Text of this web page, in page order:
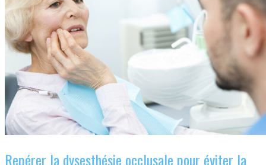
Repérer la dysesthésie occlusale pour éviter la